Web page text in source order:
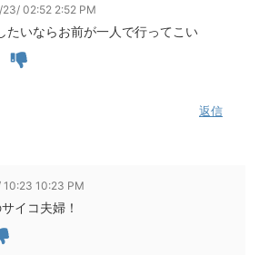
02:52 2:52 PM
たいならお前が一人で行ってこい
返信
10:23 PM
イコ夫婦！